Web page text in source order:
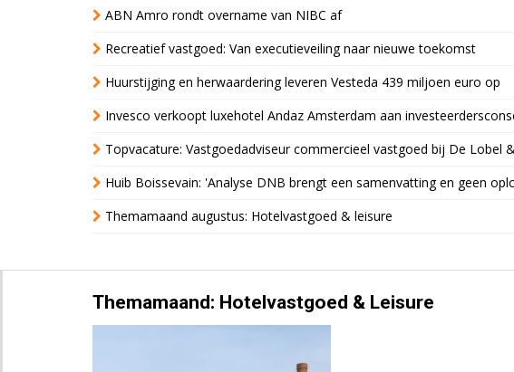
ABN Amro rondt overname van NIBC af
Recreatief vastgoed: Van executieveiling naar nieuwe toekomst
Huurstijging en herwaardering leveren Vesteda 439 miljoen euro op
Invesco verkoopt luxehotel Andaz Amsterdam aan
Topvacature: Vastgoedadviseur commercieel vastgoed bij De Lobel
Huib Boissevain: 'Analyse DNB brengt een samenvatting en geen
Themamaand augustus: Hotelvastgoed & leisure
Themamaand: Hotelvastgoed & Leisure